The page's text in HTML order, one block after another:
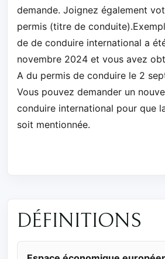
demande. Joignez également
permis (titre de
de de conduire international a
novembre 2024 et vous avez
A du permis de conduire le 2
Vous pouvez demander un
conduire international pour que
soit mentionnée.
DÉFINITIONS